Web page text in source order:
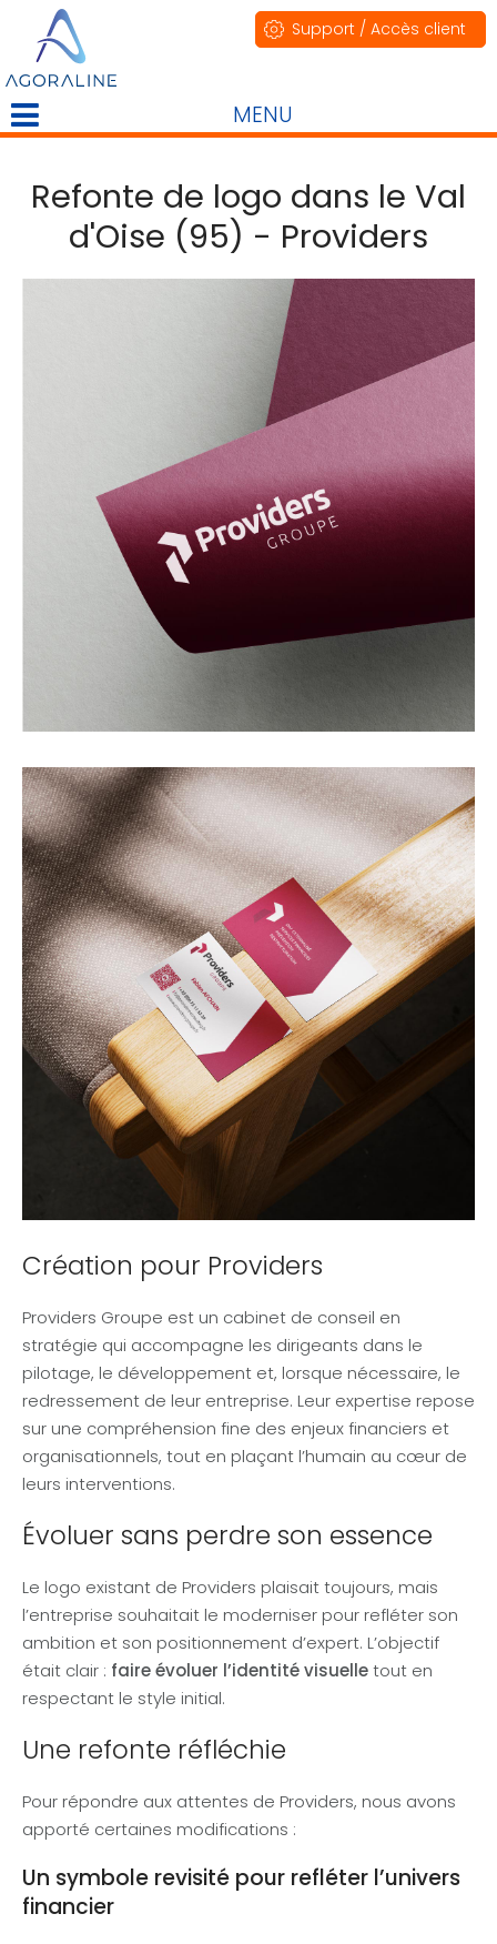
Support / Accès client
MENU
Refonte de logo dans le Val
d'Oise (95) - Providers
Création pour Providers
Providers Groupe est un cabinet de conseil en
stratégie qui accompagne les dirigeants dans le
pilotage, le développement et, lorsque nécessaire, le
redressement de leur entreprise. Leur expertise repose
sur une compréhension fine des enjeux financiers et
organisationnels, tout en plaçant l’humain au cœur de
leurs interventions.
Évoluer sans perdre son essence
Le logo existant de Providers plaisait toujours, mais
l’entreprise souhaitait le moderniser pour refléter son
ambition et son positionnement d’expert. L’objectif
était clair : faire évoluer l’identité visuelletout en
respectant le style initial.
Une refonte réfléchie
Pour répondre aux attentes de Providers, nous avons
apporté certaines modifications :
Un symbole revisité pour refléter l’univers
financier